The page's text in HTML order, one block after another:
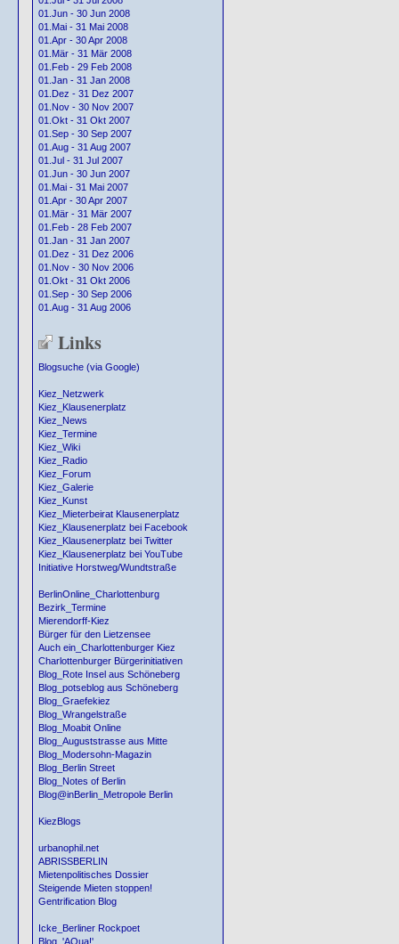
01.Jun - 30 Jun 2008
01.Mai - 31 Mai 2008
01.Apr - 30 Apr 2008
01.Mär - 31 Mär 2008
01.Feb - 29 Feb 2008
01.Jan - 31 Jan 2008
01.Dez - 31 Dez 2007
01.Nov - 30 Nov 2007
01.Okt - 31 Okt 2007
01.Sep - 30 Sep 2007
01.Aug - 31 Aug 2007
01.Jul - 31 Jul 2007
01.Jun - 30 Jun 2007
01.Mai - 31 Mai 2007
01.Apr - 30 Apr 2007
01.Mär - 31 Mär 2007
01.Feb - 28 Feb 2007
01.Jan - 31 Jan 2007
01.Dez - 31 Dez 2006
01.Nov - 30 Nov 2006
01.Okt - 31 Okt 2006
01.Sep - 30 Sep 2006
01.Aug - 31 Aug 2006
Links
Blogsuche (via Google)
Kiez_Netzwerk
Kiez_Klausenerplatz
Kiez_News
Kiez_Termine
Kiez_Wiki
Kiez_Radio
Kiez_Forum
Kiez_Galerie
Kiez_Kunst
Kiez_Mieterbeirat Klausenerplatz
Kiez_Klausenerplatz bei Facebook
Kiez_Klausenerplatz bei Twitter
Kiez_Klausenerplatz bei YouTube
Initiative Horstweg/Wundtstraße
BerlinOnline_Charlottenburg
Bezirk_Termine
Mierendorff-Kiez
Bürger für den Lietzensee
Auch ein_Charlottenburger Kiez
Charlottenburger Bürgerinitiativen
Blog_Rote Insel aus Schöneberg
Blog_potseblog aus Schöneberg
Blog_Graefekiez
Blog_Wrangelstraße
Blog_Moabit Online
Blog_Auguststrasse aus Mitte
Blog_Modersohn-Magazin
Blog_Berlin Street
Blog_Notes of Berlin
Blog@inBerlin_Metropole Berlin
KiezBlogs
urbanophil.net
ABRISSBERLIN
Mietenpolitisches Dossier
Steigende Mieten stoppen!
Gentrification Blog
Icke_Berliner Rockpoet
Blog_'AQua!'